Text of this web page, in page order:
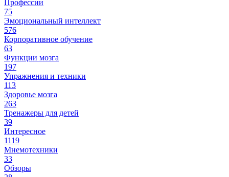
Профессии
75
Эмоциональный интеллект
576
Корпоративное обучение
63
Функции мозга
197
Упражнения и техники
113
Здоровье мозга
263
Тренажеры для детей
39
Интересное
1119
Мнемотехники
33
Обзоры